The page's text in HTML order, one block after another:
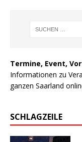
Termine, Event,
Informationen zu
ganzen Saarland
SCHLAGZEILE